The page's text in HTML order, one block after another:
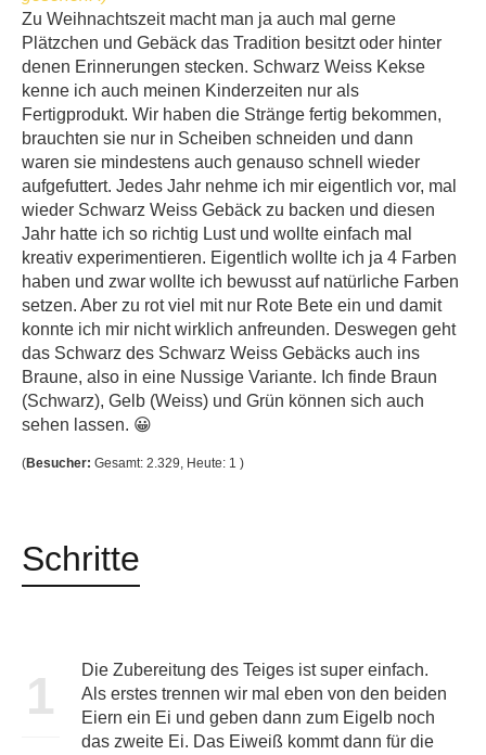
Zu Weihnachtszeit macht man ja auch mal gerne
Plätzchen und Gebäck das Tradition besitzt oder hinter
denen Erinnerungen stecken. Schwarz Weiss Kekse
kenne ich auch meinen Kinderzeiten nur als
Fertigprodukt. Wir haben die Stränge fertig bekommen,
brauchten sie nur in Scheiben schneiden und dann
waren sie mindestens auch genauso schnell wieder
aufgefuttert. Jedes Jahr nehme ich mir eigentlich vor, mal
wieder Schwarz Weiss Gebäck zu backen und diesen
Jahr hatte ich so richtig Lust und wollte einfach mal
kreativ experimentieren. Eigentlich wollte ich ja 4 Farben
haben und zwar wollte ich bewusst auf natürliche Farben
setzen. Aber zu rot viel mit nur Rote Bete ein und damit
konnte ich mir nicht wirklich anfreunden. Deswegen geht
das Schwarz des Schwarz Weiss Gebäcks auch ins
Braune, also in eine Nussige Variante. Ich finde Braun
(Schwarz), Gelb (Weiss) und Grün können sich auch
sehen lassen. 😀
(Besucher: Gesamt: 2.329, Heute: 1 )
Schritte
1
Die Zubereitung des Teiges ist super einfach.
Als erstes trennen wir mal eben von den beiden
Eiern ein Ei und geben dann zum Eigelb noch
das zweite Ei. Das Eiweiß kommt dann für die